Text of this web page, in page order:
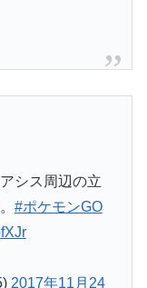
シス周辺の立
#ポケモンGO
2017年11月24